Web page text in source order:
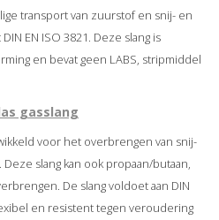
transport van zuurstof en snij- en
EN ISO 3821. Deze slang is
en bevat geen LABS, stripmiddel
gasslang
voor het overbrengen van snij-
Deze slang kan ook propaan/butaan,
De slang voldoet aan DIN
en resistent tegen veroudering